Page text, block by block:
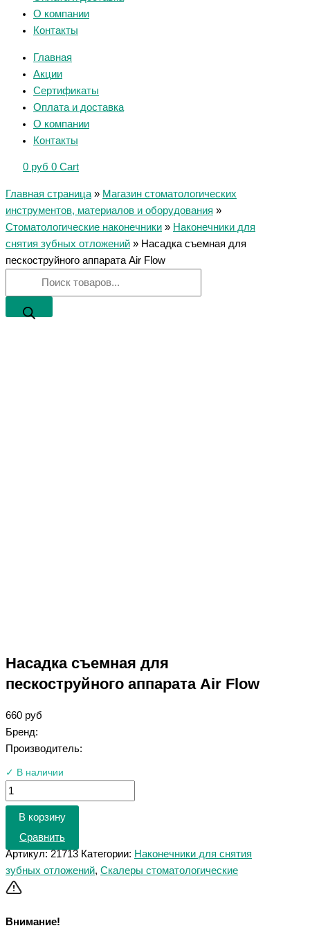
О компании
Контакты
Главная
Акции
Сертификаты
Оплата и доставка
О компании
Контакты
0 руб 0 Cart
Главная страница » Магазин стоматологических
инструментов, материалов и оборудования »
Стоматологические наконечники » Наконечники для
снятия зубных отложений » Насадка съемная для
пескоструйного аппарата Air Flow
Насадка съемная для
пескоструйного аппарата Air Flow
660 руб
Бренд:
Производитель:
✓ В наличии
В корзину
Сравнить
Артикул:21713 Категории: Наконечники для снятия
зубных отложений, Скалеры стоматологические
Внимание!